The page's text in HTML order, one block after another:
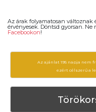
Az árak folyamatosan
érvényesek. Döntsd gyorsan.
Facebookon!
Az ajánlat 195 napja nem
ezért célszerű a